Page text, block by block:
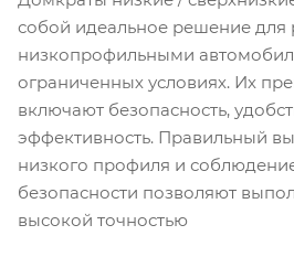
собой идеальное решение для
низкопрофильными
ограниченных условиях. Их
включают безопасность,
эффективность. Правильный
низкого профиля и
безопасности позволяют
высокой точностью